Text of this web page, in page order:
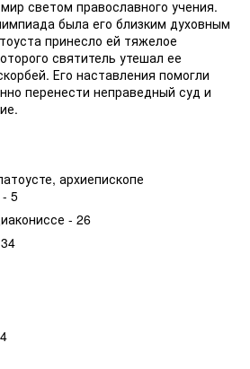
светом православного учения.
была его близким духовным
принесло ей тяжелое
святитель утешал ее
Его наставления помогли
перенести неправедный суд и
архиепископе
5
- 26